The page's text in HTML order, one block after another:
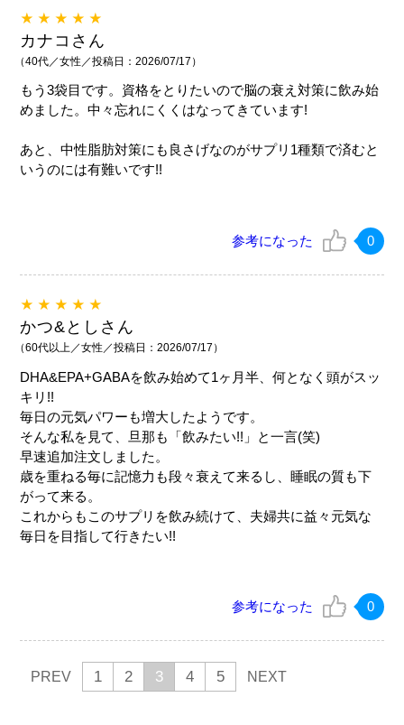
★★★★★
カナコさん
（40代／女性／投稿日：2026/07/17）
もう3袋目です。資格をとりたいので脳の衰え対策に飲み始
めました。中々忘れにくくはなってきています!
あと、中性脂肪対策にも良さげなのがサプリ1種類で済むと
いうのには有難いです!!
参考になった 0
★★★★★
かつ&としさん
（60代以上／女性／投稿日：2026/07/17）
DHA&EPA+GABAを飲み始めて1ヶ月半、何となく頭がスッ
キリ!!
毎日の元気パワーも増大したようです。
そんな私を見て、旦那も「飲みたい!!」と一言(笑)
早速追加注文しました。
歳を重ねる毎に記憶力も段々衰えて来るし、睡眠の質も下
がって来る。
これからもこのサプリを飲み続けて、夫婦共に益々元気な
毎日を目指して行きたい!!
参考になった 0
PREV 1 2 3 4 5 NEXT